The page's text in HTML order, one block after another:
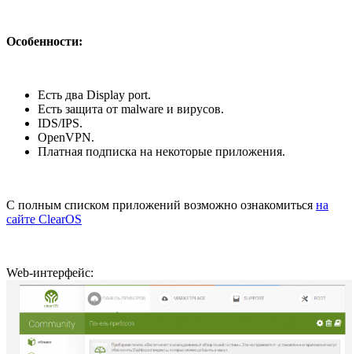
Особенности:
Есть два Display port.
Есть защита от malware и вирусов.
IDS/IPS.
OpenVPN.
Платная подписка на некоторые приложения.
С полным списком приложений возможно ознакомиться на
сайте ClearOS
Web-интерфейс: